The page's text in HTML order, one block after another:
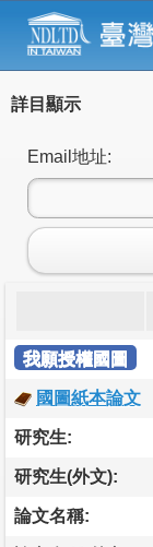
詳目顯示
Email地址:
我願授權國圖
國圖紙本論文
研究生:
研究生(外文):
論文名稱: